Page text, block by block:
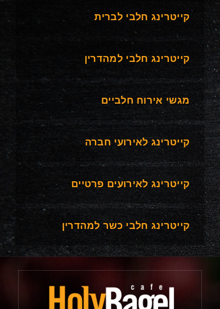
קייטרינג חלבי לברית
קייטרינג חלבי למהדרין
מגשי אירוח חלביים
קייטרינג לאירועי חברה
קייטרינג לאירועים פרטיים
קייטרינג חלבי כשר למהדרין